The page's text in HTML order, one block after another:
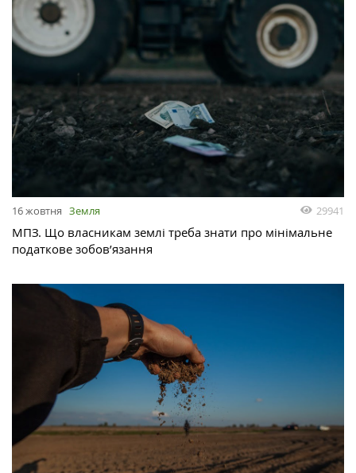
16 жовтня Земля 29941
МПЗ. Що власникам землі треба знати про мінімальне
податкове зобов’язання